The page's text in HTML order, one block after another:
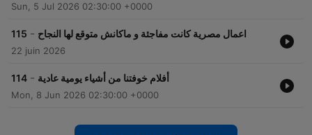
Sun, 5 Jul 2026 02:30:00 +0000
115 - اعمال مصرية كانت مفاجئة و ماكانش متوقع لها النجاح
22 juin 2026
114 - أفلام خوفتنا من أشياء يومية عادية
Mon, 8 Jun 2026 02:30:00 +0000